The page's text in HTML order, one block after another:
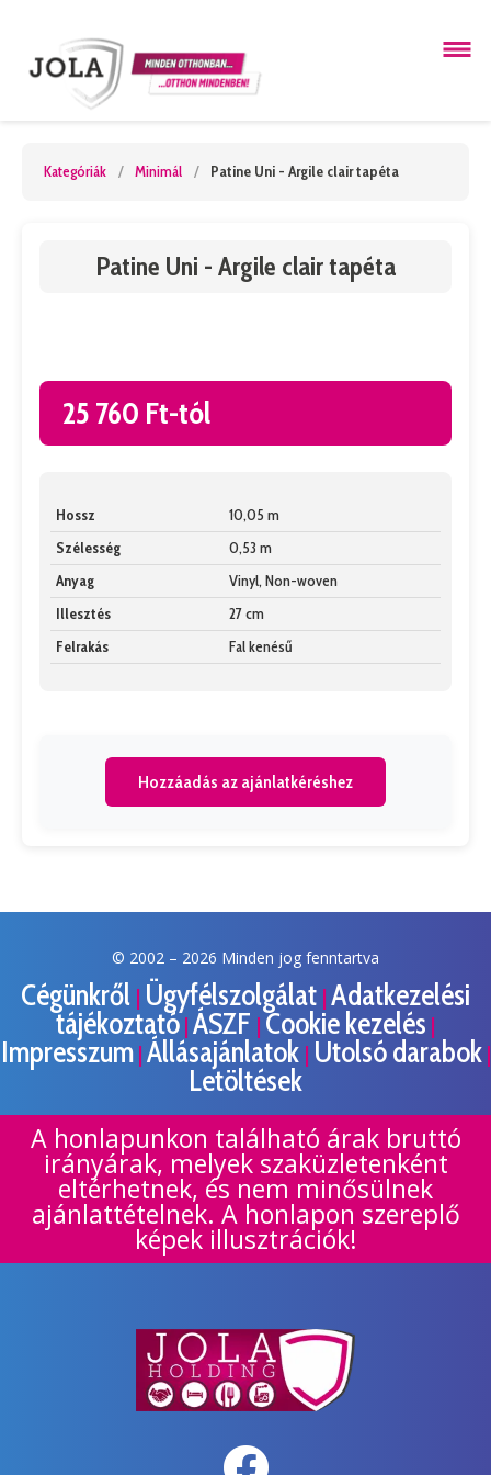
Kategóriák / Minimál / Patine Uni - Argile clair tapéta
Patine Uni - Argile clair tapéta
25 760 Ft-tól
Hossz
10,05 m
Szélesség
0,53 m
Anyag
Vinyl, Non-woven
Illesztés
27 cm
Felrakás
Fal kenésű
Hozzáadás az ajánlatkéréshez
© 2002 – 2026 Minden jog fenntartva
Cégünkről | Ügyfélszolgálat | Adatkezelési
tájékoztató | ÁSZF | Cookie kezelés |
Impresszum| Állásajánlatok | Utolsó darabok|
Letöltések
A honlapunkon található árak bruttó
irányárak, melyek szaküzletenként
eltérhetnek, és nem minősülnek
ajánlattételnek. A honlapon szereplő
képek illusztrációk!